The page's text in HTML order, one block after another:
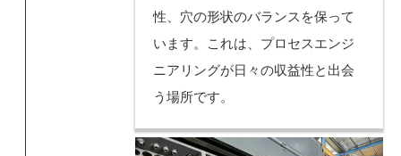
性、穴の形状のバランスを保って
います。これは、プロセスエンジ
ニアリングが日々の収益性と出会
う場所です。